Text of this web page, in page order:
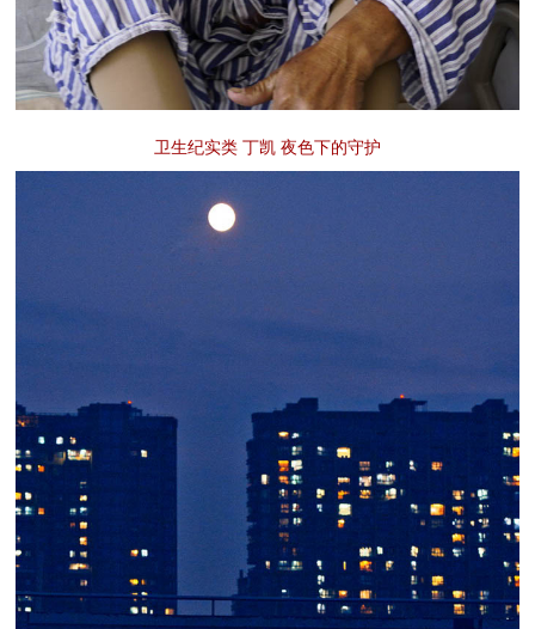
卫生纪实类 丁凯 夜色下的守护